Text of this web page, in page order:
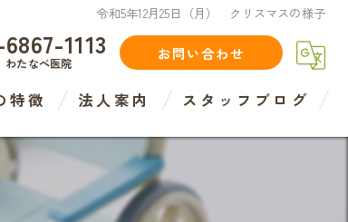
令和5年12月25日（月） クリスマスの様子
1113
わたなべ医院
お問い合わせ
特徴 法人案内 スタッフブログ